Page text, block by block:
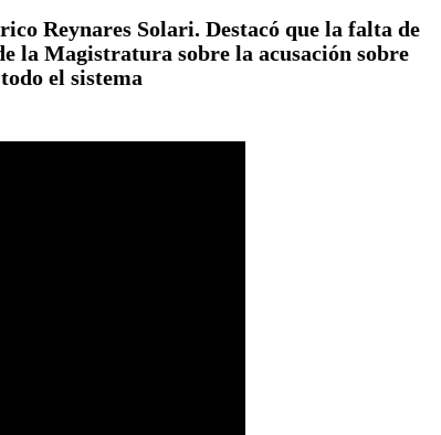
Reynares Solari. Destacó que la falta de
la Magistratura sobre la acusación sobre
el sistema